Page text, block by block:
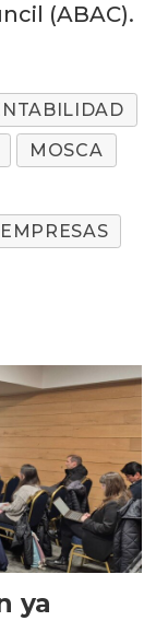
(ABAC).
MOSCA
EMPRESAS
ya